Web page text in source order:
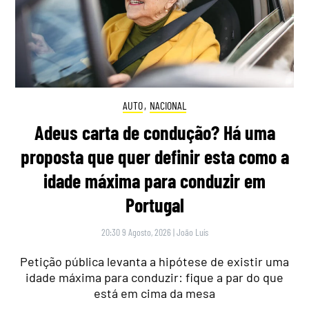
AUTO, NACIONAL
Adeus carta de condução? Há uma
proposta que quer definir esta como a
idade máxima para conduzir em
Portugal
20:30 9 Agosto, 2026 |João Luís
Petição pública levanta a hipótese de existir uma
idade máxima para conduzir: fique a par do que
está em cima da mesa